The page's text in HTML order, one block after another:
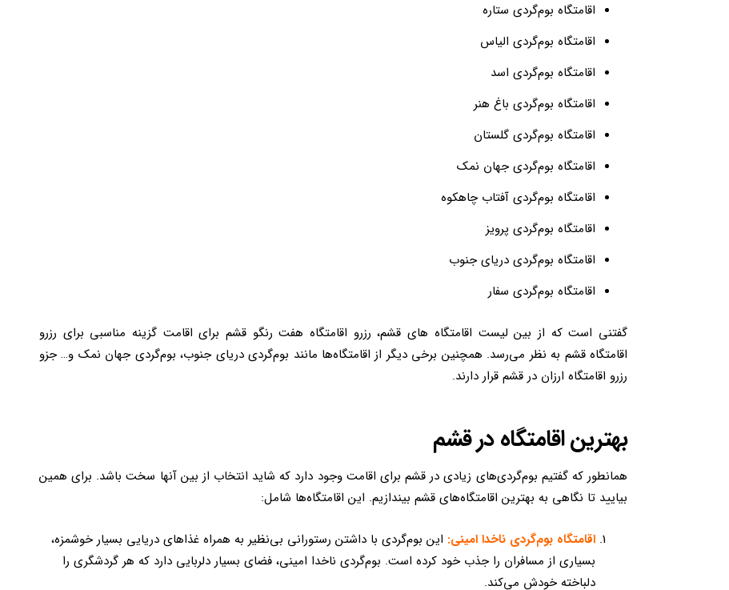
اقامتگاه بوم‌گردی ستاره
اقامتگاه بوم‌گردی الیاس
اقامتگاه بوم‌گردی اسد
اقامتگاه بوم‌گردی باغ هنر
اقامتگاه بوم‌گردی گلستان
اقامتگاه بوم‌گردی جهان نمک
اقامتگاه بوم‌گردی آفتاب چاهکوه
اقامتگاه بوم‌گردی پرویز
اقامتگاه بوم‌گردی دریای جنوب
اقامتگاه بوم‌گردی سفار
گفتنی است که از بین لیست اقامتگاه های قشم، رزرو اقامتگاه هفت رنگو قشم برای اقامت گزینه مناسبی برای رزرو
اقامتگاه قشم به نظر می‌رسد. همچنین برخی دیگر از اقامتگاه‌ها مانند بوم‌گردی دریای جنوب، بوم‌گردی جهان نمک و… جزو
رزرو اقامتگاه ارزان در قشم قرار دارند.
بهترین اقامتگاه در قشم
همانطور که گفتیم بوم‌گردی‌های زیادی در قشم برای اقامت وجود دارد که شاید انتخاب از بین آنها سخت باشد. برای همین
بیایید تا نگاهی به بهترین اقامتگاه‌های قشم بیندازیم. این اقامتگاه‌ها شامل:
اقامتگاه بوم‌گردی ناخدا امینی: این بوم‌گردی با داشتن رستورانی بی‌نظیر به همراه غذاهای دریایی بسیار خوشمزه،
بسیاری از مسافران را جذب خود کرده است. بوم‌گردی ناخدا امینی، فضای بسیار دلربایی دارد که هر گردشگری را
دلباخته خودش می‌کند.